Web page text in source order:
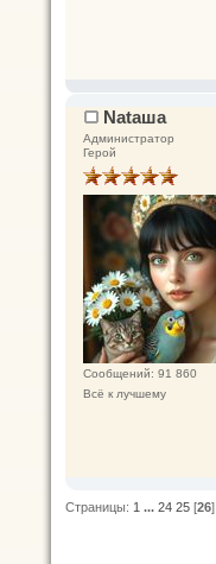
Nataшa
Администратор
Герой
Сообщений: 91 860
Всё к лучшему
Страницы: 1 ... 24 25 [26]